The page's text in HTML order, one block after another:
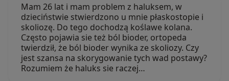
Mam 26 lat i mam problem z haluksem, w
dzieciństwie stwierdzono u mnie płaskostopie i
skoliozę. Do tego dochodzą koślawe kolana.
Często pojawia sie też ból bioder, ortopeda
twierdził, że ból bioder wynika ze skoliozy. Czy
jest szansa na skorygowanie tych wad postawy?
Rozumiem że haluks sie raczej…